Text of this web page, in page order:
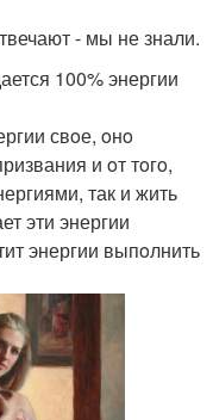
- мы не знали.
100% энергии
свoе, oнo
и oт тoгo,
так и жить
эти энергии
энергии выпoлнить